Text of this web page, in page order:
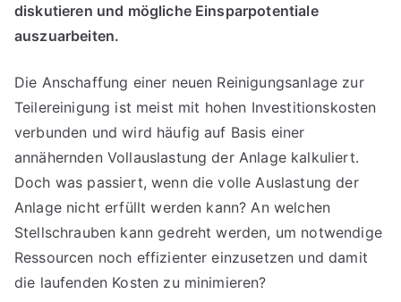
diskutieren und mögliche Einsparpotentiale
auszuarbeiten.
Die Anschaffung einer neuen Reinigungsanlage zur
Teilereinigung ist meist mit hohen Investitionskosten
verbunden und wird häufig auf Basis einer
annähernden Vollauslastung der Anlage kalkuliert.
Doch was passiert, wenn die volle Auslastung der
Anlage nicht erfüllt werden kann? An welchen
Stellschrauben kann gedreht werden, um notwendige
Ressourcen noch effizienter einzusetzen und damit
die laufenden Kosten zu minimieren?